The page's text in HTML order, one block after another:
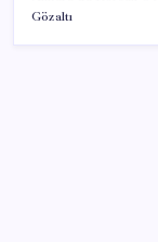
Gözaltı